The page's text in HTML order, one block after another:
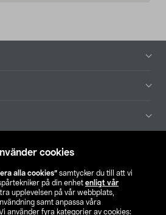
cookies
alla cookies” samtycker du till att vi
på din enhet enligt vår
upplevelsen på vår webbplats,
samt anpassa våra
använder fyra kategorier av cookies:
Hitta butik